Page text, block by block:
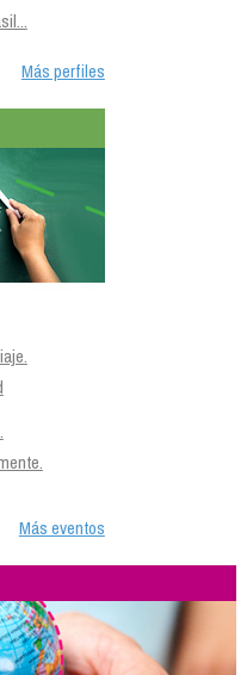
Más perfiles
Más eventos